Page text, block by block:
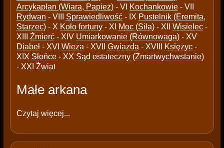
Arcykapłan (Wiara, Papież)- VI Kochankowie- VII
Rydwan - VIII Sprawiedliwość- IX Pustelnik (Eremita,
Starzec)- X Koło fortuny- XI Moc (Siła)- XII Wisielec-
XIII Źmierć- XIV Umiarkowanie (Równowaga)- XV
Diabeł- XVI Wieża - XVII Gwiazda - XVIII Księżyc-
XIX Słońce- XX Sąd ostateczny (Zmartwychwstanie)
- XXI Źwiat
Małe arkana
Czytaj więcej...